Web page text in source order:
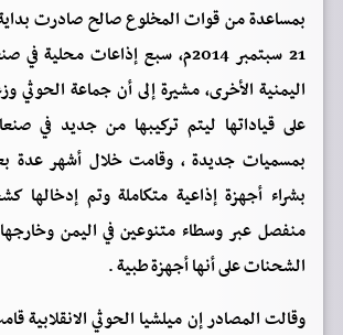
بمساعدة من قوات المخلوع صالح صادرت
21 سبتمبر 2014م، سبع إذاعات
اليمنية الأخرى، مشيرة إلى أن جماعة الحوثي
على قياداتها ليتم تركيبها من جديد في
بمسميات جديدة ، وقامت خلال أشهر عدة
بشراء أجهزة إذاعية متكاملة وتم إدخالها
منفصل عبر وسطاء متنوعين في اليمن
الشحنات على أنها أجهزة طبية .
وقالت المصادر إن ميلشيا الحوثي الانقلابية